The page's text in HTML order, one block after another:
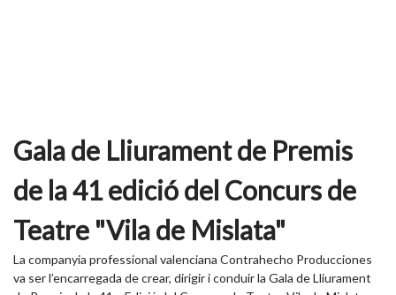
Gala de Lliurament de Premis
de la 41 edició del Concurs de
Teatre "Vila de Mislata"
La companyia professional valenciana Contrahecho Producciones
va ser l’encarregada de crear, dirigir i conduir la Gala de Lliurament